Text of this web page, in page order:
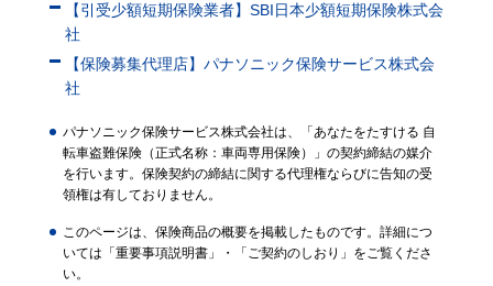
【引受少額短期保険業者】SBI日本少額短期保険株式会
社
【保険募集代理店】パナソニック保険サービス株式会
社
パナソニック保険サービス株式会社は、「あなたをたすける 自
転車盗難保険（正式名称：車両専用保険）」の契約締結の媒介
を行います。保険契約の締結に関する代理権ならびに告知の受
領権は有しておりません。
このページは、保険商品の概要を掲載したものです。詳細につ
いては「重要事項説明書」・「ご契約のしおり」をご覧くださ
い。